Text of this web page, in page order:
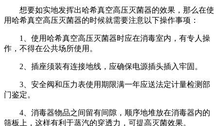
想要如实地发挥出哈希真空高压灭菌器的效果，那么在使
用哈希真空高压灭菌器的时候就需要注意以下操作事项：
1、使用哈希真空高压灭菌器时应在消毒室内，有专人操
作，不得在公共场所使用。
2、插座须装有连接地线，应确保电源插头插入牢固。
3、安全阀和压力表使用期限满一年应送法定计量检测部
门鉴定。
4、消毒器物品之间留有间隙，顺序地堆放在消毒器内的
筛板上，这样有利于蒸汽的穿透力，可提高灭菌效果。